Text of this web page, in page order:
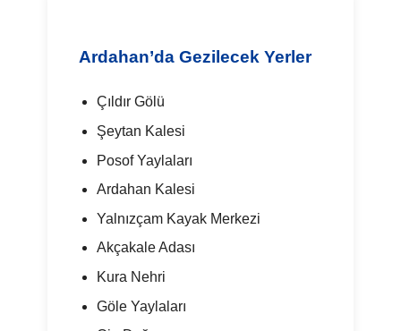
Ardahan’da Gezilecek Yerler
Çıldır Gölü
Şeytan Kalesi
Posof Yaylaları
Ardahan Kalesi
Yalnızçam Kayak Merkezi
Akçakale Adası
Kura Nehri
Göle Yaylaları